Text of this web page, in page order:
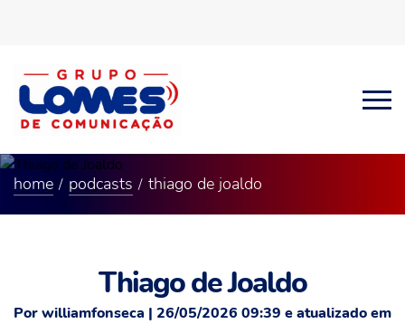
home podcasts thiago de joaldo
Thiago de Joaldo
Por williamfonseca | 26/05/2026 09:39 e atualizado em